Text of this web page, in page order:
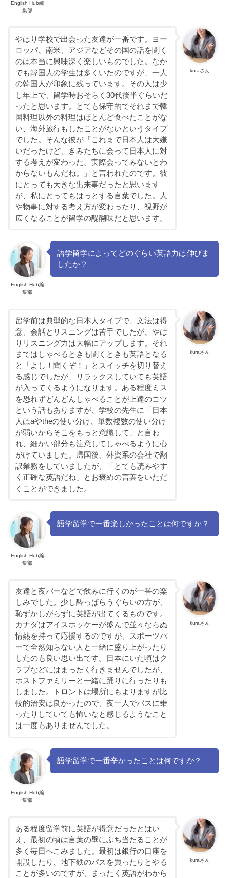
English Hub編
集部
kuraさん
やはり学校で出会った友達が一番です。ヨー
ロッパ、南米、アジアなどその国の話を聞く
のは本当に興味深く楽しいものでした。なか
でも韓国人の学生は多くいたのですが、一人
の韓国人が印象に残っています。その人は少
し年上で、留学時おそらく30代後半ぐらいだ
ったと思います。とても保守的でそれまで韓
国料理以外の料理はほとんど食べたことがな
い、海外旅行もしたことがないというタイプ
でした。そんな彼が「これまで日本人は大嫌
いだったけど、きみたちに会って日本人に対
する考えが変わった。実際会ってみないとわ
からないもんだね。」と言われたのです。彼
にとっても大きな出来事だったと思います
が、私にとってもはっとする言葉でした。人
や物事に対する考え方が変わったり、視野が
広くなることが留学の醍醐味だと思います。
English Hub編
集部
語学留学によってどのぐらい英語力は伸びま
したか？
kuraさん
留学前は典型的な日本人タイプで、文法は得
意、会話とリスニングは苦手でしたが、やは
りリスニング力は大幅にアップします。それ
まではしゃべるときも聞くときも英語となる
と「よし！聞くぞ！」とスイッチを切り替え
る感じでしたが、リラックスしていても英語
が入ってくるようになります。ある程度ミス
を恐れずどんどんしゃべることが上達のコツ
という話もありますが、学校の先生に「日本
人はaやtheの使い分け、単数複数の使い分け
が弱いからそこをもっと意識して」と言わ
れ、細かい部分も注意してしゃべるように心
がけていました。帰国後、外資系の会社で翻
訳業務をしていましたが、「とても読みやす
く正確な英語だね」とお褒めの言葉をいただ
くことができました。
English Hub編
集部
語学留学で一番楽しかったことは何ですか？
kuraさん
友達と夜バーなどで飲みに行くのが一番の楽
しみでした。少し酔っぱらうぐらいの方が、
恥ずかしがらずに英語が出てくるものです。
カナダはアイスホッケーが盛んで並々ならぬ
情熱を持って応援するのですが、スポーツバ
ーで全然知らない人と一緒に盛り上がったり
したのも良い思い出です。日本にいた頃はク
ラブなどにはまったく行きませんでしたが、
ホストファミリーと一緒に踊りに行ったりも
しました。トロントは場所にもよりますが比
較的治安は良かったので、夜一人でバスに乗
ったりしていても怖いなと感じるようなこと
は一度もありませんでした。
English Hub編
集部
語学留学で一番辛かったことは何ですか？
kuraさん
ある程度留学前に英語が得意だったとはい
え、最初の頃は言葉の壁にぶち当たることが
多く毎日へこみました。最初は銀行の口座を
開設したり、地下鉄のパスを買ったりとやる
ことが多いのですが、まったく英語がわから